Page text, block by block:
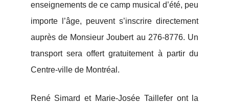
enseignements de ce camp musical d’été, peu
importe l’âge, peuvent s’inscrire directement
auprès de Monsieur Joubert au 276-8776. Un
transport sera offert gratuitement à partir du
Centre-ville de Montréal.
René Simard et Marie-Josée Taillefer ont la